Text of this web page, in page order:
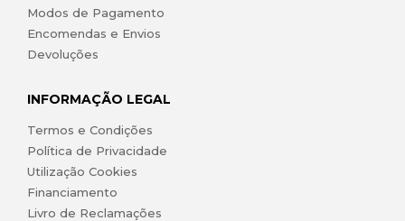
Modos de Pagamento
Encomendas e Envios
Devoluções
INFORMAÇÃO LEGAL
Termos e Condições
Política de Privacidade
Utilização Cookies
Financiamento
Livro de Reclamações